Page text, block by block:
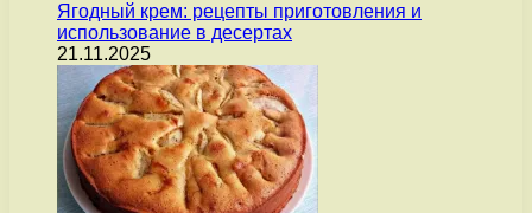
Ягодный крем: рецепты приготовления и
использование в десертах
21.11.2025